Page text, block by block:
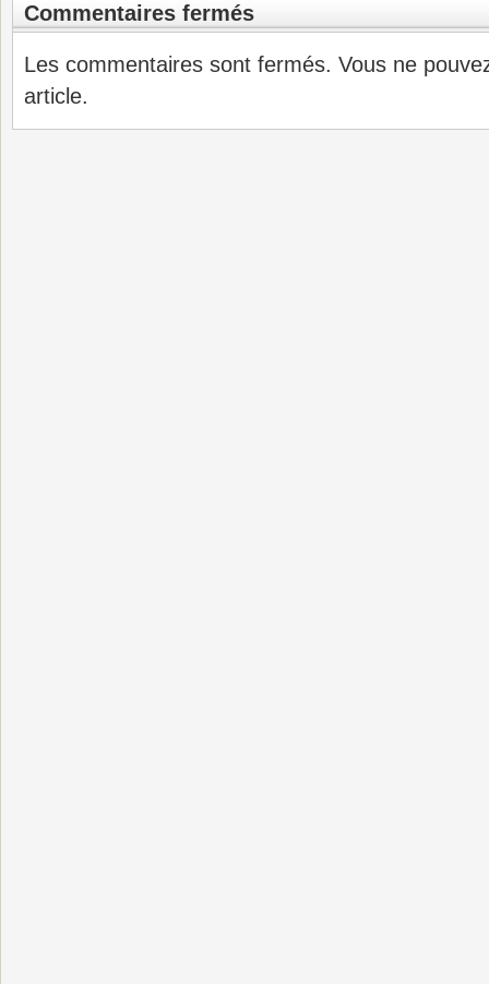
Commentaires fermés
Les commentaires sont fermés. Vous ne
article.